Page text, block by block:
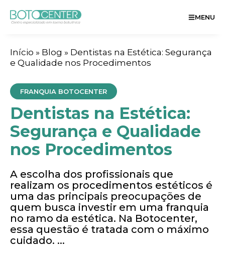
MENU
Início » Blog » Dentistas na Estética: Segurança
e Qualidade nos Procedimentos
FRANQUIA BOTOCENTER
Dentistas na Estética:
Segurança e Qualidade
nos Procedimentos
A escolha dos profissionais que
realizam os procedimentos estéticos é
uma das principais preocupações de
quem busca investir em uma franquia
no ramo da estética. Na Botocenter,
essa questão é tratada com o máximo
cuidado. ...